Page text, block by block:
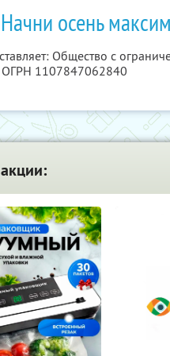
Начни осень
Общество с
ОГРН 1107847062840